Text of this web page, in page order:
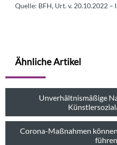
Quelle: BFH, Urt. v. 20.10.2022 –
Ähnliche Artikel
Unverhältnismäßige
Corona-Maßnahmen
führen